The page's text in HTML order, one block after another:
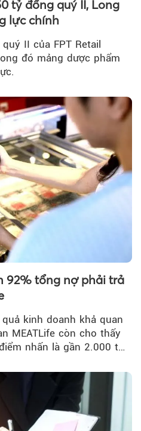
tỷ đồng quý II, Long
lực chính
II của FPT Retail
đó mảng dược phẩm
92% tổng nợ phải trả
kinh doanh khả quan
MEATLife còn cho thấy
nhấn là gần 2.000 tỷ